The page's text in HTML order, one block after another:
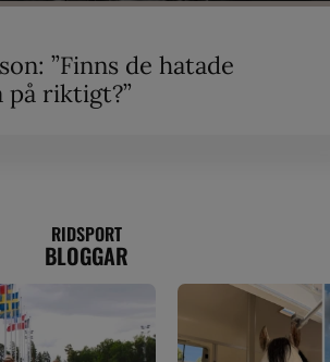
”Finns de hatade
riktigt?”
RIDSPORT
BLOGGAR